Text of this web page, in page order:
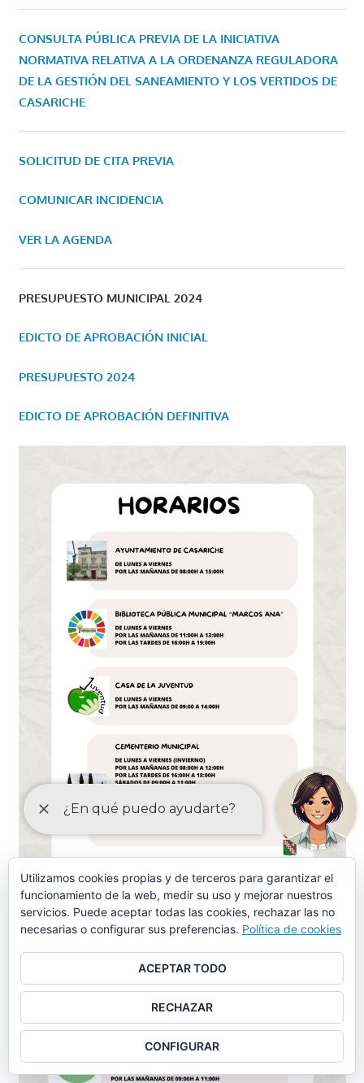
CONSULTA PÚBLICA PREVIA DE LA INICIATIVA
NORMATIVA RELATIVA A LA ORDENANZA REGULADORA
DE LA GESTIÓN DEL SANEAMIENTO Y LOS VERTIDOS DE
CASARICHE
SOLICITUD DE CITA PREVIA
COMUNICAR INCIDENCIA
VER LA AGENDA
PRESUPUESTO MUNICIPAL 2024
EDICTO DE APROBACIÓN INICIAL
PRESUPUESTO 2024
EDICTO DE APROBACIÓN DEFINITIVA
Utilizamos cookies propias y de terceros para garantizar el
funcionamiento de la web, medir su uso y mejorar nuestros
servicios. Puede aceptar todas las cookies, rechazar las no
necesarias o configurar sus preferencias. Política de cookies
ACEPTAR TODO
RECHAZAR
CONFIGURAR